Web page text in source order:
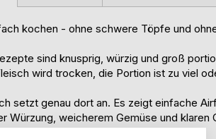
kochen - ohne schwere Töpfe und
sind knusprig, würzig und groß
wird trocken, die Portion ist zu viel
setzt genau dort an. Es zeigt einfache
Würzung, weicherem Gemüse und klaren